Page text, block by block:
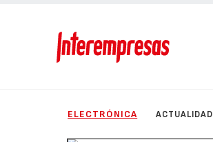
ELECTRÓNICA ACTUALIDAD